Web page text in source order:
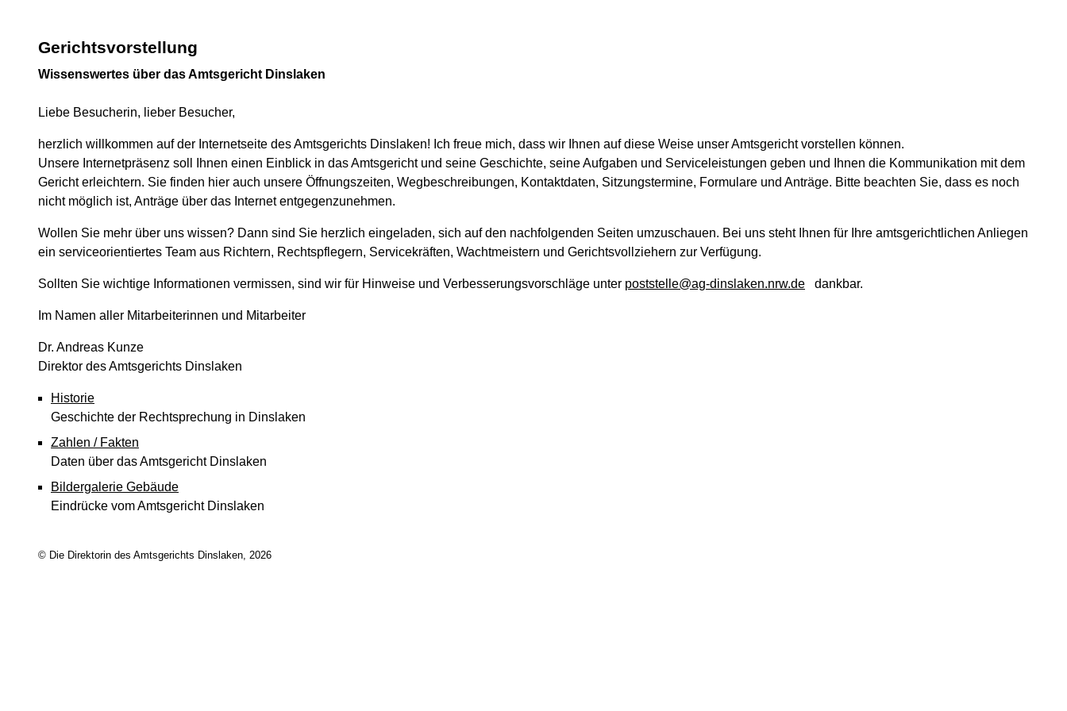
Gerichtsvorstellung
Wissenswertes über das Amtsgericht Dinslaken
Liebe Besucherin, lieber Besucher,
herzlich willkommen auf der Internetseite des Amtsgerichts Dinslaken! Ich freue mich, dass wir Ihnen auf diese Weise unser Amtsgericht vorstellen können.
Unsere Internetpräsenz soll Ihnen einen Einblick in das Amtsgericht und seine Geschichte, seine Aufgaben und Serviceleistungen geben und Ihnen die Kommunikation mit dem
Gericht erleichtern. Sie finden hier auch unsere Öffnungszeiten, Wegbeschreibungen, Kontaktdaten, Sitzungstermine, Formulare und Anträge. Bitte beachten Sie, dass es noch
nicht möglich ist, Anträge über das Internet entgegenzunehmen.
Wollen Sie mehr über uns wissen? Dann sind Sie herzlich eingeladen, sich auf den nachfolgenden Seiten umzuschauen. Bei uns steht Ihnen für Ihre amtsgerichtlichen Anliegen
ein serviceorientiertes Team aus Richtern, Rechtspflegern, Servicekräften, Wachtmeistern und Gerichtsvollziehern zur Verfügung.
Sollten Sie wichtige Informationen vermissen, sind wir für Hinweise und Verbesserungsvorschläge unter poststelle@ag-dinslaken.nrw.de dankbar.
Im Namen aller Mitarbeiterinnen und Mitarbeiter
Dr. Andreas Kunze
Direktor des Amtsgerichts Dinslaken
Historie
Geschichte der Rechtsprechung in Dinslaken
Zahlen / Fakten
Daten über das Amtsgericht Dinslaken
Bildergalerie Gebäude
Eindrücke vom Amtsgericht Dinslaken
© Die Direktorin des Amtsgerichts Dinslaken, 2026